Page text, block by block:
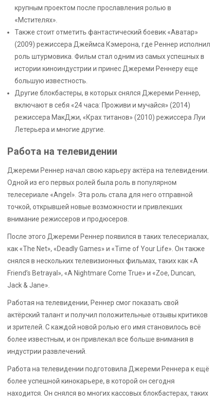
крупным проектом после прославления ролью в
«Мстителях».
Также стоит отметить фантастический боевик «Аватар»
(2009) режиссера Джеймса Кэмерона, где Реннер исполнил
роль штурмовика. Фильм стал одним из самых успешных в
истории киноиндустрии и принес Джереми Реннеру еще
большую известность.
Другие блокбастеры, в которых снялся Джереми Реннер,
включают в себя «24 часа: Проживи и мучайся» (2014)
режиссера МакДжи, «Крах титанов» (2010) режиссера Луи
Летерьера и многие другие.
Работа на телевидении
Джереми Реннер начал свою карьеру актёра на телевидении.
Одной из его первых ролей была роль в популярном
телесериале «Angel». Эта роль стала для него отправной
точкой, открывшей новые возможности и привлекших
внимание режиссеров и продюсеров.
После этого Джереми Реннер появился в таких телесериалах,
как «The Net», «Deadly Games» и «Time of Your Life». Он также
снялся в нескольких телевизионных фильмах, таких как «A
Friend’s Betrayal», «A Nightmare Come True» и «Zoe, Duncan,
Jack & Jane».
Работая на телевидении, Реннер смог показать свой
актёрский талант и получил положительные отзывы критиков
и зрителей. С каждой новой ролью его имя становилось всё
более известным, и он привлекал все больше внимания в
индустрии развлечений.
Работа на телевидении подготовила Джереми Реннера к ещё
более успешной кинокарьере, в которой он сегодня
находится. Он снялся во многих кассовых блокбастерах, таких